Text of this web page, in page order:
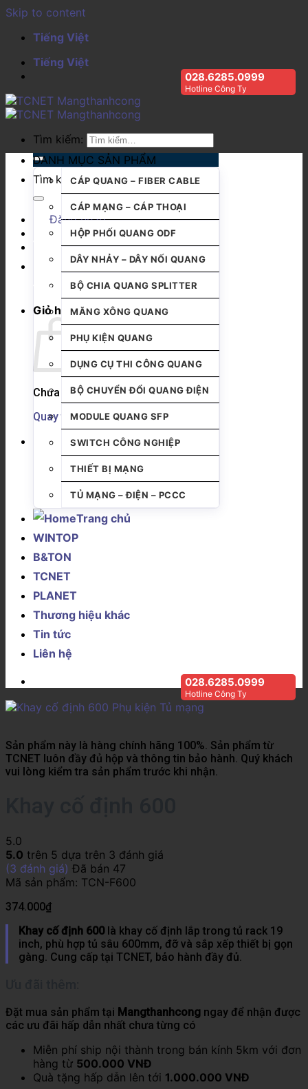
Skip to content
Tiếng Việt
Tiếng Việt
028.6285.0999
Hotline Công Ty
Tìm kiếm:
Tìm kiếm:
Đăng nhập
Giỏ hàng
Chưa có sản phẩm trong giỏ hàng.
Quay trở lại cửa hàng
DANH MỤC SẢN PHẨM
CÁP QUANG – FIBER CABLE
CÁP MẠNG – CÁP THOẠI
HỘP PHỐI QUANG ODF
DÂY NHẢY – DÂY NỐI QUANG
BỘ CHIA QUANG SPLITTER
MĂNG XÔNG QUANG
PHỤ KIỆN QUANG
DỤNG CỤ THI CÔNG QUANG
BỘ CHUYỂN ĐỔI QUANG ĐIỆN
MODULE QUANG SFP
SWITCH CÔNG NGHIỆP
THIẾT BỊ MẠNG
TỦ MẠNG – ĐIỆN – PCCC
Trang chủ
WINTOP
B&TON
TCNET
PLANET
Thương hiệu khác
Tin tức
Liên hệ
028.6285.0999
Hotline Công Ty
Sản phẩm này là hàng chính hãng 100%. Sản phẩm từ
TCNET luôn đầy đủ hộp và thông tin bảo hành. Quý khách
vui lòng kiểm tra sản phẩm trước khi nhận.
5.0
5.0 trên 5 dựa trên 3 đánh giá
(3 đánh giá) Đã bán 47
Mã sản phẩm: TCN-F600
374.000₫
Khay cố định 600là khay cố định lắp trong tủ rack 19
inch, phù hợp tủ sâu 600mm, đỡ và sắp xếp thiết bị gọn
gàng. Cung cấp tại TCNET, bảo hành đầy đủ.
Đặt mua sản phẩm tại Mangthanhcong ngay để nhận được
các ưu đãi hấp dẫn nhất chưa từng có
Miễn phí ship nội thành trong bán kính 5km với đơn
hàng từ 500.000 VNĐ
Quà tặng hấp dẫn lên tới 1.000.000 VNĐ